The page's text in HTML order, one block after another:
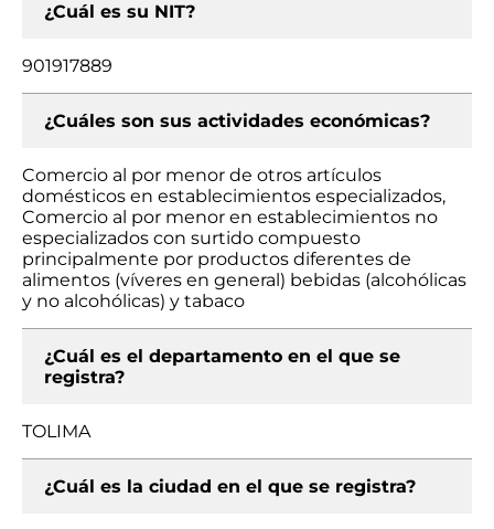
¿Cuál es su NIT?
901917889
¿Cuáles son sus actividades económicas?
Comercio al por menor de otros artículos
domésticos en establecimientos especializados,
Comercio al por menor en establecimientos no
especializados con surtido compuesto
principalmente por productos diferentes de
alimentos (víveres en general) bebidas (alcohólicas
y no alcohólicas) y tabaco
¿Cuál es el departamento en el que se
registra?
TOLIMA
¿Cuál es la ciudad en el que se registra?